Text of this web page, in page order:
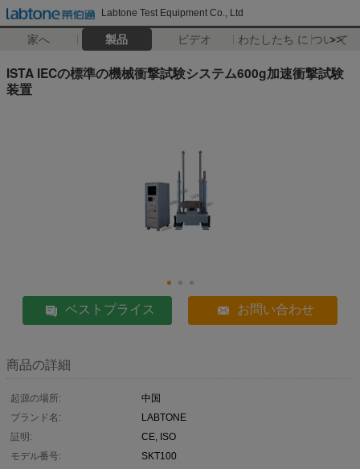
Labtone Test Equipment Co., Ltd
家へ 製品 ビデオ わたしたち に つい て
>>
ISTA IECの標準の機械衝撃試験システム600g加速衝撃試験
装置
ベストプライス お問い合わせ
商品の詳細
起源の場所:
中国
ブランド名:
LABTONE
証明:
CE, ISO
モデル番号:
SKT100